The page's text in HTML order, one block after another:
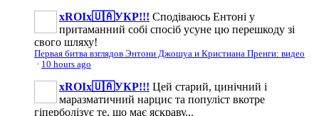
xROIx🇺🇦УКР!!! Сподіваюсь Ентоні у
притаманний собі спосіб усуне цю перешкоду зі
свого шляху!
Первая битва взглядов Энтони Джошуа и Кристиана Пренги: видео
· 10 hours ago
xROIx🇺🇦УКР!!! Цей старий, цинічний і
маразматичний нарцис та популіст вкотре
гіперболізує те, що має яскраву...